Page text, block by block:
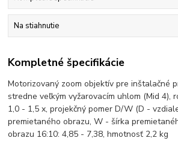
Na stiahnutie
Kompletné špecifikácie
Motorizovaný zoom objektív pre inštalačné
stredne veľkým vyžarovacím uhlom (Mid 4),
1,0 - 1,5 x, projekčný pomer D/W (D -
premietaného obrazu, W - šírka
obrazu 16:10: 4,85 - 7,38, hmotnosť 2,2 kg